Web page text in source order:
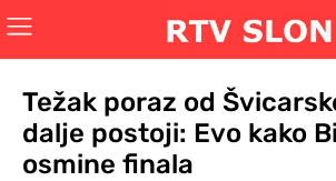
Težak poraz od
dalje postoji: Evo kako
osmine finala